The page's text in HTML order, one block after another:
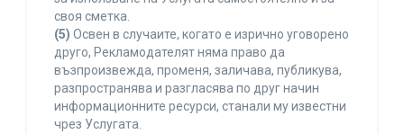
своя сметка.
(5) Освен в случаите, когато е изрично уговорено
друго, Рекламодателят няма право да
възпроизвежда, променя, заличава, публикува,
разпространява и разгласява по друг начин
информационните ресурси, станали му известни
чрез Услугата.